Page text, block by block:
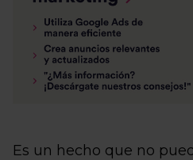
Es un hecho que no